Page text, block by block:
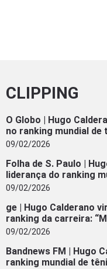
CLIPPING
O Globo | Hugo
no ranking mundial de
09/02/2026
Folha de S. Paulo |
liderança do ranking
09/02/2026
ge | Hugo Calderano
ranking da carreira:
09/02/2026
Bandnews FM | Hugo
ranking mundial de